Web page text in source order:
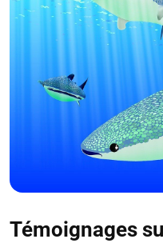
Témoignages